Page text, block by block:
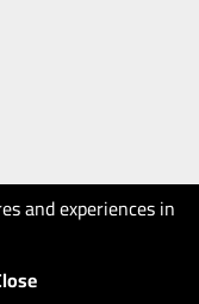
and experiences in